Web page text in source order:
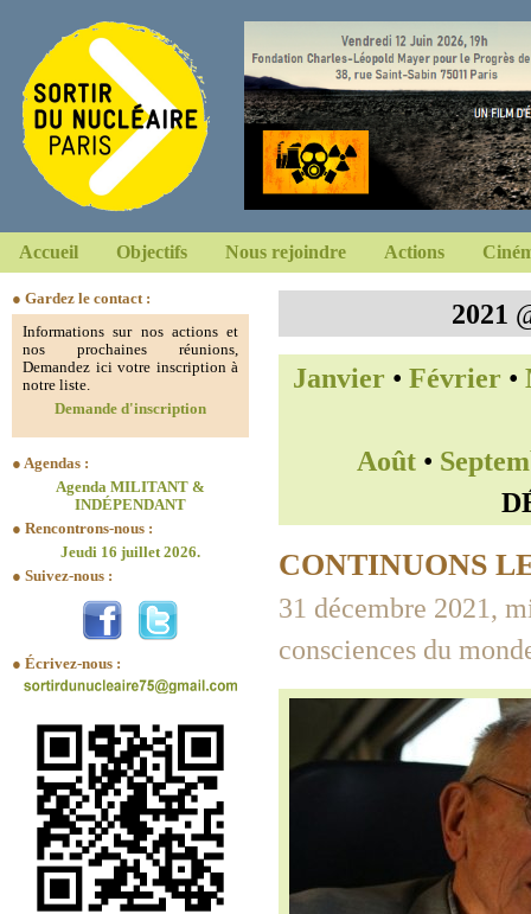
Accueil Objectifs Nous rejoindre Actions
● Gardez le contact :
Informations sur nos actions et
nos prochaines réunions,
Demandez ici votre inscription à
notre liste.
Demande d'inscription
● Agendas :
Agenda MILITANT &
INDÉPENDANT
● Rencontrons-nous :
Jeudi 16 juillet 2026.
● Suivez-nous :
● Écrivez-nous :
2021
Janvier • Février •
Août•
CONTINUONS
31 décembre 2021,
consciences du